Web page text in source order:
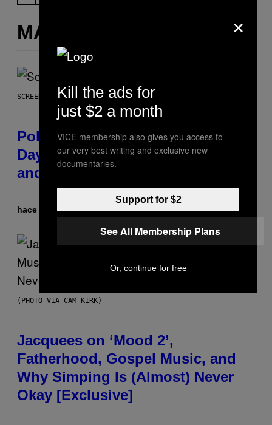
MÁS DE LO MISMO
SCREENSHOT: POKEMON GO
Pokémon GO Fire and Ice Hatch
Day Event Guide – All Bonuses
and Special Hatches
hace 16 minutosPorDenny Connolly
(PHOTO VIA CAM KIRK)
Jacquees on ‘Mood 2’,
Fatherhood, Gospel Music, and
Why Simping Is (Almost) Never
Okay [Exclusive]
×
Kill the ads for
just $2 a month
VICE membership also gives you access to
our very best writing and exclusive new
documentaries.
Support for $2
See All Membership Plans
Or, continue for free